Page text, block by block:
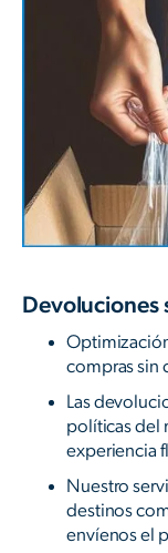
compras sin
Las
políticas del
experiencia
Nuestro
destinos
envíenos el